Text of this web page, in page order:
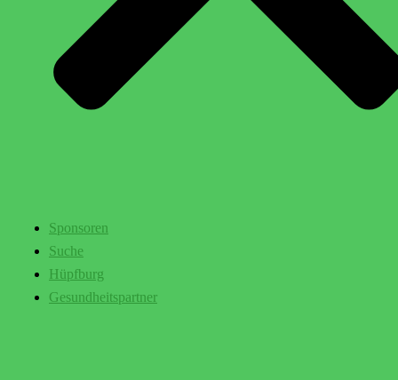
Sponsoren
Suche
Hüpfburg
Gesundheitspartner